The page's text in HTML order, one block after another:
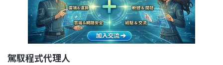
駕馭程式代理人